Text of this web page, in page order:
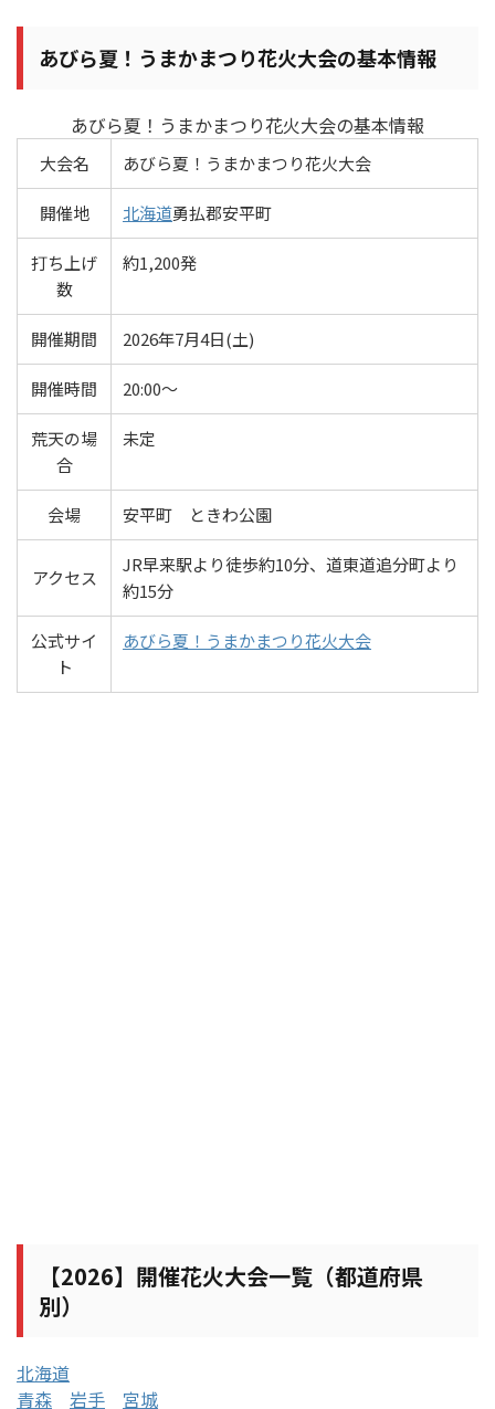
あびら夏！うまかまつり花火大会の基本情報
あびら夏！うまかまつり花火大会の基本情報
大会名 あびら夏！うまかまつり花火大会
開催地 北海道勇払郡安平町
打ち上げ
数
約1,200発
開催期間 2026年7月4日(土)
開催時間 20:00～
荒天の場
合
未定
会場 安平町 ときわ公園
アクセス
JR早来駅より徒歩約10分、道東道追分町より
約15分
公式サイ
ト
あびら夏！うまかまつり花火大会
【2026】開催花火大会一覧（都道府県
別）
北海道
青森
岩手
宮城